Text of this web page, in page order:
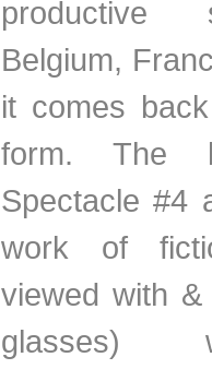
Belgium,
it comes
form. The
Spectacle #4
work of
viewed with